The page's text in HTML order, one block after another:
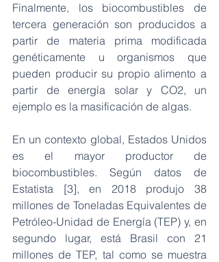
Finalmente, los biocombustibles de
tercera generación son producidos a
partir de materia prima modificada
genéticamente u organismos que
pueden producir su propio alimento a
partir de energía solar y CO2, un
ejemplo es la masificación de algas.
En un contexto global, Estados Unidos
es el mayor productor de
biocombustibles. Según datos de
Estatista [3], en 2018 produjo 38
millones de Toneladas Equivalentes de
Petróleo-Unidad de Energía (TEP) y, en
segundo lugar, está Brasil con 21
millones de TEP, tal como se muestra